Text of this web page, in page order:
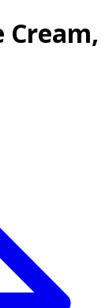
Cream,